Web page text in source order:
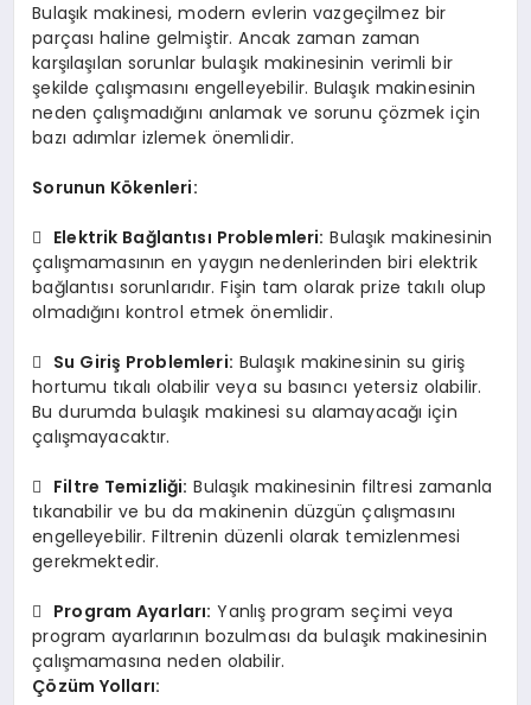
Bulaşık makinesi, modern evlerin vazgeçilmez bir
parçası haline gelmiştir. Ancak zaman zaman
karşılaşılan sorunlar bulaşık makinesinin verimli bir
şekilde çalışmasını engelleyebilir. Bulaşık makinesinin
neden çalışmadığını anlamak ve sorunu çözmek için
bazı adımlar izlemek önemlidir.
Sorunun Kökenleri:
 Elektrik Bağlantısı Problemleri: Bulaşık makinesinin
çalışmamasının en yaygın nedenlerinden biri elektrik
bağlantısı sorunlarıdır. Fişin tam olarak prize takılı olup
olmadığını kontrol etmek önemlidir.
 Su Giriş Problemleri: Bulaşık makinesinin su giriş
hortumu tıkalı olabilir veya su basıncı yetersiz olabilir.
Bu durumda bulaşık makinesi su alamayacağı için
çalışmayacaktır.
 Filtre Temizliği: Bulaşık makinesinin filtresi zamanla
tıkanabilir ve bu da makinenin düzgün çalışmasını
engelleyebilir. Filtrenin düzenli olarak temizlenmesi
gerekmektedir.
 Program Ayarları: Yanlış program seçimi veya
program ayarlarının bozulması da bulaşık makinesinin
çalışmamasına neden olabilir.
Çözüm Yolları: